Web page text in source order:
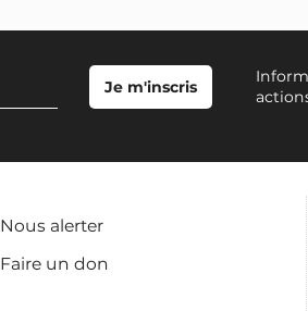
Nous alerter
Faire un don